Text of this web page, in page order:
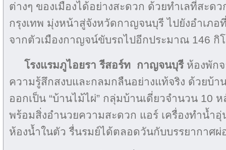
ต่างๆ ของเมืองได้อย่างสะดวก ด้วยทำเลที่สะด
กรุงเทพ มุ่งหน้าสู่จังหวัดกาญจนบุรี ไปยังอำเภ
จากตัวเมืองกาญจน์ขับรถไปอีกประมาณ 146 กิ
โรงแรมภูไอยรา รีสอร์ท กาญจนบุรีห้องพักจ
ความรู้สึกสงบและกลมกลืนอย่างแท้จริง ด้วยบ้า
ออกเป็น “บ้านไม้ไผ่” กลุ่มบ้านเดี่ยวจำนวน 10
พร้อมสิ่งอำนวยความสะดวก แอร์ เครื่องทำน้ำ
ห้องน้ำในตัว รื่นรมย์ได้ตลอดวันกับบรรยากาศ